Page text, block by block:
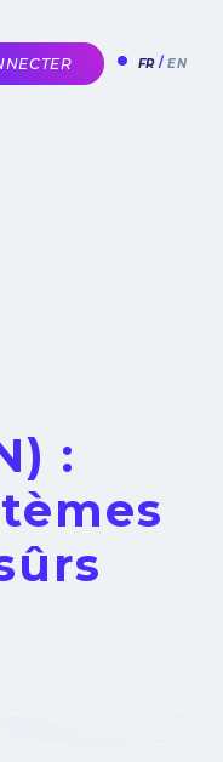
FR EN
: